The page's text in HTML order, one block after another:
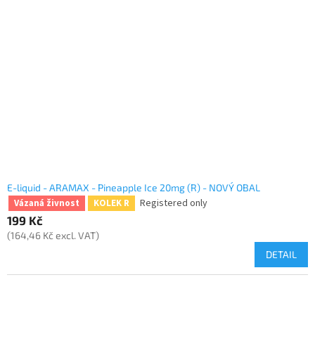
E-liquid - ARAMAX - Pineapple Ice 20mg (R) - NOVÝ OBAL
Vázaná živnost KOLEK R
Registered only
199 Kč
(164,46 Kč excl. VAT)
DETAIL